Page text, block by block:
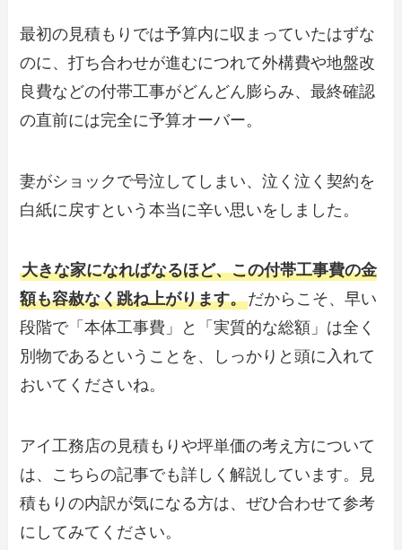
最初の見積もりでは予算内に収まっていたはずな
のに、打ち合わせが進むにつれて外構費や地盤改
良費などの付帯工事がどんどん膨らみ、最終確認
の直前には完全に予算オーバー。
妻がショックで号泣してしまい、泣く泣く契約を
白紙に戻すという本当に辛い思いをしました。
大きな家になればなるほど、この付帯工事費の金
額も容赦なく跳ね上がります。だからこそ、早い
段階で「本体工事費」と「実質的な総額」は全く
別物であるということを、しっかりと頭に入れて
おいてくださいね。
アイ工務店の見積もりや坪単価の考え方について
は、こちらの記事でも詳しく解説しています。見
積もりの内訳が気になる方は、ぜひ合わせて参考
にしてみてください。